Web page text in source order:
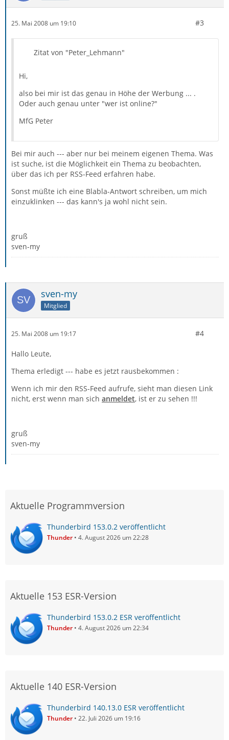
25. Mai 2008 um 19:10 #3
Zitat von "Peter_Lehmann"
Hi,
also bei mir ist das genau in Höhe der Werbung ... .
Oder auch genau unter "wer ist online?"
MfG Peter
Bei mir auch --- aber nur bei meinem eigenen Thema. Was
ist suche, ist die Möglichkeit ein Thema zu beobachten,
über das ich per RSS-Feed erfahren habe.
Sonst müßte ich eine Blabla-Antwort schreiben, um mich
einzuklinken --- das kann's ja wohl nicht sein.
gruß
sven-my
sven-my
Mitglied
25. Mai 2008 um 19:17 #4
Hallo Leute,
Thema erledigt --- habe es jetzt rausbekommen :
Wenn ich mir den RSS-Feed aufrufe, sieht man diesen Link
nicht, erst wenn man sich anmeldet, ist er zu sehen !!!
gruß
sven-my
Aktuelle Programmversion
Thunderbird 153.0.2 veröffentlicht
Thunder 4. August 2026 um 22:28
Aktuelle 153 ESR-Version
Thunderbird 153.0.2 ESR veröffentlicht
Thunder 4. August 2026 um 22:34
Aktuelle 140 ESR-Version
Thunderbird 140.13.0 ESR veröffentlicht
Thunder 22. Juli 2026 um 19:16